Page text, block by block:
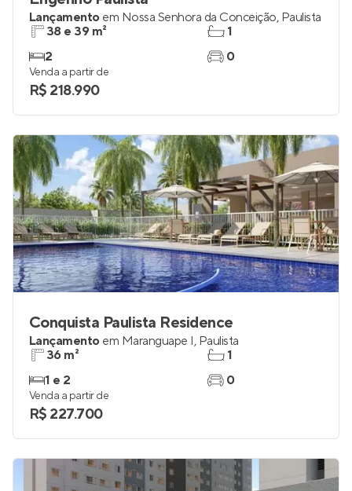
Lançamento em Nossa Senhora da Conceição, Paulista
38 e 39 m²
2
1
0
Venda a partir de
R$ 218.990
Conquista Paulista Residence
Lançamento em Maranguape I, Paulista
36 m²
1 e 2
1
0
Venda a partir de
R$ 227.700